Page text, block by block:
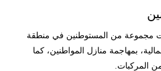
13:50 قامت مجموعة من المستوطنين في منطقة
بمهاجمة منازل المواطنين، كما
المركبات.